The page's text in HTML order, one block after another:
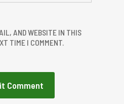
AND WEBSITE IN THIS
TIME I COMMENT.